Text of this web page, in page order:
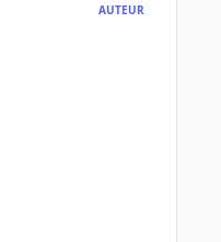
AUTEUR